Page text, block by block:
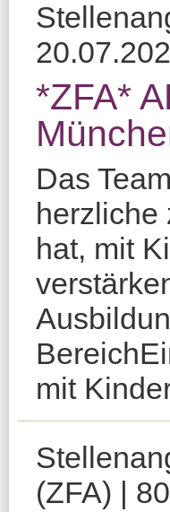
*ZFA*
Das
herzliche
hat, mit
mit
(ZFA) |